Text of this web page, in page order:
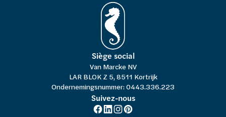
Siège social
Van Marcke NV
LAR BLOK Z 5, 8511 Kortrijk
Ondernemingsnummer: 0443.336.223
Suivez-nous